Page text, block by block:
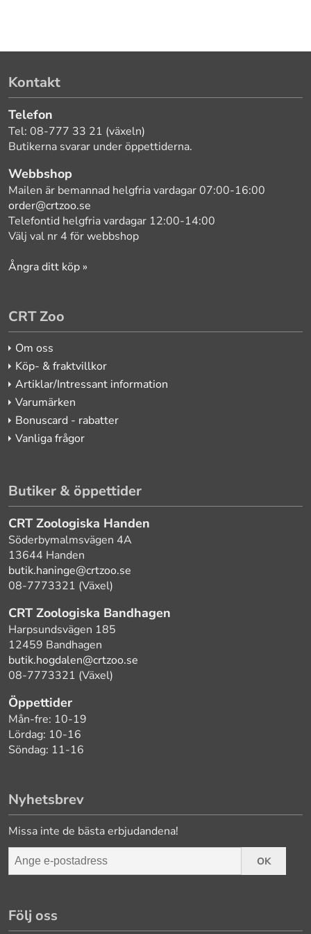
Kontakt
Telefon
Tel: 08-777 33 21 (växeln)
Butikerna svarar under öppettiderna.
Webbshop
Mailen är bemannad helgfria vardagar 07:00-16:00
order@crtzoo.se
Telefontid helgfria vardagar 12:00-14:00
Välj val nr 4 för webbshop
Ångra ditt köp »
CRT Zoo
Om oss
Köp- & fraktvillkor
Artiklar/Intressant information
Varumärken
Bonuscard - rabatter
Vanliga frågor
Butiker & öppettider
CRT Zoologiska Handen
Söderbymalmsvägen 4A
13644 Handen
butik.haninge@crtzoo.se
08-7773321 (Växel)
CRT Zoologiska Bandhagen
Harpsundsvägen 185
12459 Bandhagen
butik.hogdalen@crtzoo.se
08-7773321 (Växel)
Öppettider
Mån-fre: 10-19
Lördag: 10-16
Söndag: 11-16
Nyhetsbrev
Missa inte de bästa erbjudandena!
OK
Följ oss